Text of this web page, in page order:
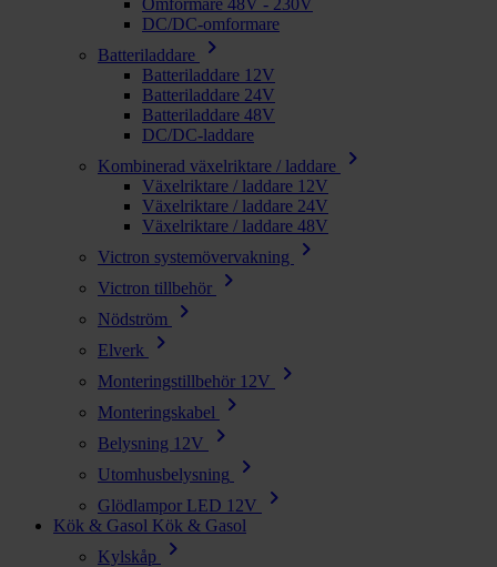
Omformare 48V - 230V
DC/DC-omformare
Batteriladdare
chevron_right
Batteriladdare 12V
Batteriladdare 24V
Batteriladdare 48V
DC/DC-laddare
Kombinerad växelriktare / laddare
chevron_right
Växelriktare / laddare 12V
Växelriktare / laddare 24V
Växelriktare / laddare 48V
Victron systemövervakning
chevron_right
Victron tillbehör chevron_right
Nödström chevron_right
Elverk chevron_right
Monteringstillbehör 12V chevron_right
Monteringskabel chevron_right
Belysning 12V chevron_right
Utomhusbelysning chevron_right
Glödlampor LED 12V chevron_right
Kök & Gasol Kök & Gasol
Kylskåp
chevron_right